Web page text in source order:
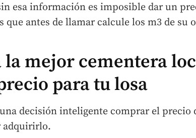
esa información es imposible dar un
que antes de llamar calcule los m3 de su
mejor cementera
para tu losa
decisión inteligente comprar el
adquirirlo.